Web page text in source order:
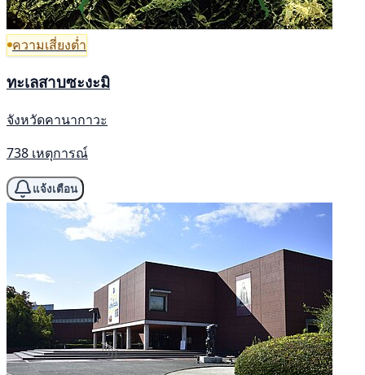
ความเสี่ยงต่ำ
ทะเลสาบซะงะมิ
จังหวัดคานากาวะ
738 เหตุการณ์
แจ้งเตือน